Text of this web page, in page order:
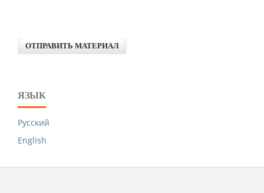
ОТПРАВИТЬ МАТЕРИАЛ
ЯЗЫК
Русский
English